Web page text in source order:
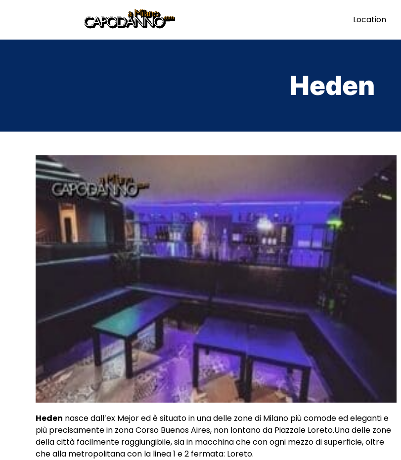
Location
Heden
Heden nasce dall’ex Mejor ed è situato in una delle zone di Milano più comode ed eleganti e
più precisamente in zona Corso Buenos Aires, non lontano da Piazzale Loreto.Una delle zone
della città facilmente raggiungibile, sia in macchina che con ogni mezzo di superficie, oltre
che alla metropolitana con la linea 1 e 2 fermata: Loreto.